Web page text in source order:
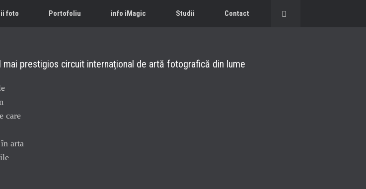
foto Portofoliu info iMagic Studii Contact
prestigios circuit internațional de artă fotografică din lume
care
arta